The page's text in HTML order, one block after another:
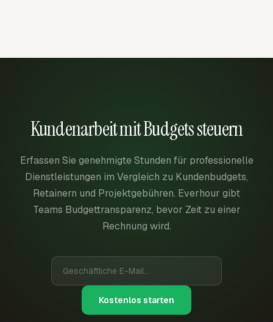
Kundenarbeit mit Budgets steuern
Erfassen Sie genehmigte Stunden für professionelle
Dienstleistungen im Vergleich zu Kundenbudgets,
Retainern und Projektgebühren. Everhour gibt
Teams Budgettransparenz, bevor Zeit zu einer
Rechnung wird.
Kostenlos starten